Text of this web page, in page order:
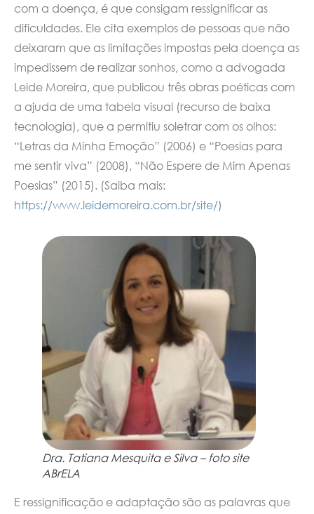
com a doença, é que consigam ressignificar as
dificuldades. Ele cita exemplos de pessoas que não
deixaram que as limitações impostas pela doença as
impedissem de realizar sonhos, como a advogada
Leide Moreira, que publicou três obras poéticas com
a ajuda de uma tabela visual (recurso de baixa
tecnologia), que a permitiu soletrar com os olhos:
“Letras da Minha Emoção” (2006) e “Poesias para
me sentir viva” (2008), “Não Espere de Mim Apenas
Poesias” (2015). (Saiba mais:
https://www.leidemoreira.com.br/site/)
Dra. Tatiana Mesquita e Silva – foto site
ABrELA
E ressignificação e adaptação são as palavras que